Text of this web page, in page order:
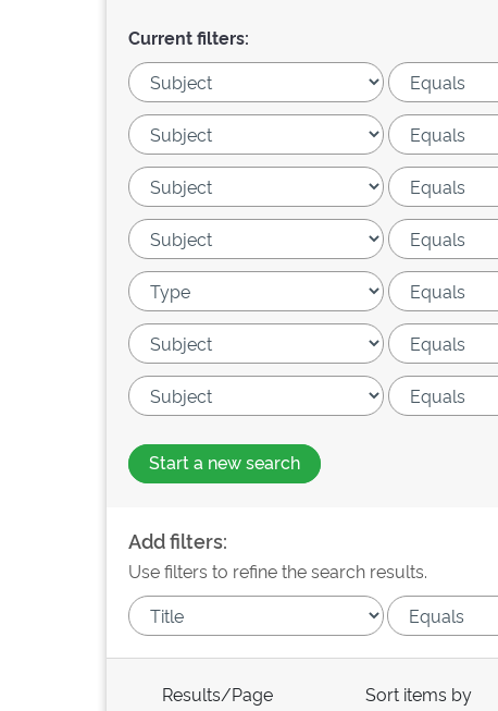
Current filters:
Start a new search
Add filters:
Use filters to refine the search results.
Results/Page Sort items by